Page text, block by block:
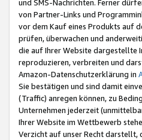
und SMS-Nachrichten. Ferner
von Partner-Links und
vor dem Kauf eines Produkts auf
prüfen, überwachen und
die auf Ihrer Website dargestellte
reproduzieren, verbreiten und
Amazon-Datenschutzerklärung in
Sie bestätigen und sind damit
(Traffic) anregen können, zu
Unternehmen jederzeit
Ihrer Website im Wettbewerb
Verzicht auf unser Recht darstellt,